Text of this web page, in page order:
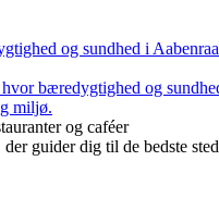
og sundhed i
bæredygtighed og
miljø.
og caféer
guider dig til de bedste